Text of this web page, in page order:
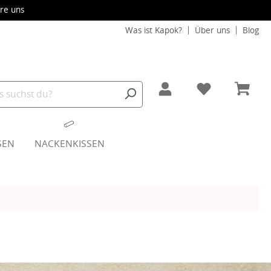
uns
Was ist Kapok?
Über uns Blog
NACKENKISSEN